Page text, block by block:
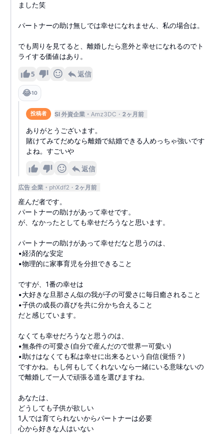
ました笑
パートナーの助け無しでは幸せになれません、私の場合は。
でも周りを見てると、離婚したら意外と幸せになれるのでト
ライする価値はあり。
5 返信
😂10
投稿者 SI 外資企業 Amz3DC 2ヶ月前
ありがとうございます。
賭けてみてだめなら離婚で結婚できる人めっちゃ強いです
よね。すごいや
返信
広告 企業 phXdf2 2ヶ月前
産んだ者です。
パートナーの助けがあって幸せです。
が、なかったとしても幸せだろうなと思います。
パートナーの助けがあって幸せだなと思うのは、
•経済的な安定
•物理的に家事育児を分担できること
ですが、1番の幸せは
•大好きな旦那さん似の我が子の可愛さに毎日癒されること
•子供の成長の喜びを共に分かち合えること
だと感じています。
なくても幸せだろうなと思うのは、
•無条件の可愛さ(自分で産んだので世界一可愛い)
•助けはなくても私は幸せに出来るという自信(覚悟？)
ですかね。もし何もしてくれないなら一緒にいる意味ないの
で離婚して一人で頑張る道を選びますね。
あなたは、
どうしても子供が欲しい
1人では育てられないからパートナーは必要
心から好きな人はいない